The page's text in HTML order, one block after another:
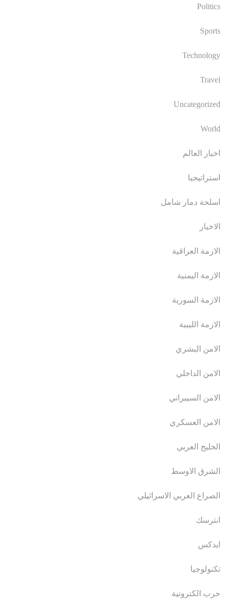
Politics
Sports
Technology
Travel
Uncategorized
World
اخبار العالم
استراتيجيا
اسلحة دمار شامل
الاخبار
الازمة العراقية
الازمة اليمنية
الازمة السورية
الازمة الليبية
الامن البشري
الامن الداخلي
الامن السيبراني
الامن العسكري
الخليج العربي
الشرق الاوسط
الصراع العربي الاسرائيلي
انترسك
ايدكس
تكنولوجيا
حرب الكترونية